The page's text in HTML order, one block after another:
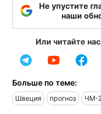
Не упустите
наши
Или читайте
Больше по теме:
Швеция прогноз ЧМ-